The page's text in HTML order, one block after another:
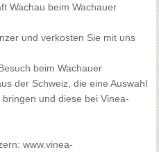
Wachau beim Wachauer
und verkosten Sie mit uns
beim Wachauer
der Schweiz, die eine Auswahl
und diese bei Vinea-
www.vinea-